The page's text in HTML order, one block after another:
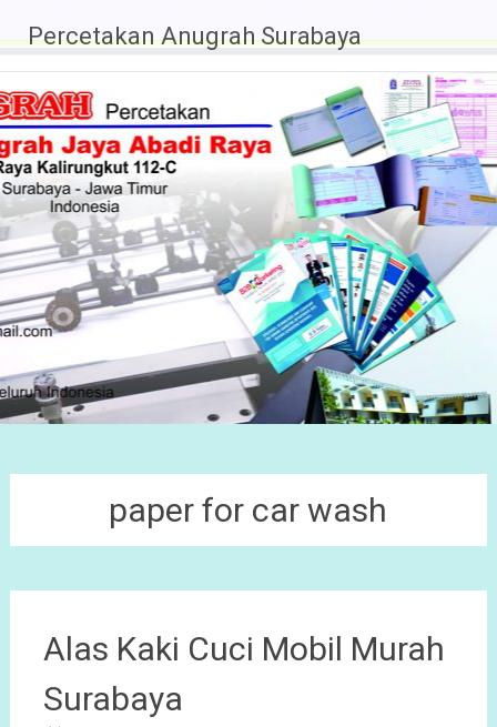
Percetakan Anugrah Surabaya
paper for car wash
Alas Kaki Cuci Mobil Murah
Surabaya